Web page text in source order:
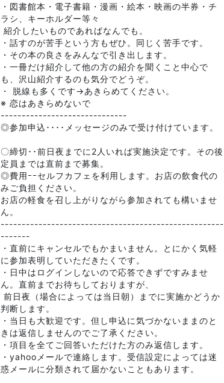
・図書館本・電子書籍・漫画・絵本・映画の半券・チ
ラシ、キーホルダー等々
紹介したいものであればなんでも。
・話すのが苦手という方もぜひ。同じく苦手です。
・その本の良さをみんなで引き出します。
・一冊だけ紹介して他の方の紹介を聞くこと中心で
も、沢山紹介するのも気分でどうぞ。
・ 脱線も多くです→あきらめてください。
※ 恋はあきらめないで
------------------------------
◎参加申込････メッセージのみで受け付けています。
〇締切･･前日夜までに2人いれば実施決定です。その後
定員までは直前まで募集。
◎費用ｰｰセルフカフェを利用します。お店の飲食代の
みご負担ください。
お店の軽食を召し上がりながら参加されても構いませ
ん。
-----------------------------------------------------
-------
・直前にキャンセルでもかまいません。とにかく気軽
に参加表明していただきたくです。
・日中はログインしないので応答できずですみませ
ん。直前までお待ちしておりますが、
前日夜（場合によっては当日朝）までに実施かどうか
判断します。
・当日も大歓迎です。但し申込に気づかないままのと
きは返信しませんのでご了承ください。
・項目を全てご回答いただけた方のみ返信します。
・yahooメールで連絡します。受信設定によっては迷
惑メールに分類されて届かないこともあります。